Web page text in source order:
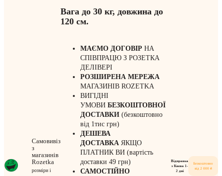
Самовивіз
з
магазинів
Rozetka
розміри і
Вага до 30 кг, довжина до
120 см.
МАЄМО ДОГОВІР НА
СПІВПРАЦЮ З РОЗЕТКА
ДЕЛІВЕРІ
РОЗШИРЕНА МЕРЕЖА
МАГАЗИНІВ ROZETKA
ВИГІДНІ
УМОВИ БЕЗКОШТОВНОЇ
ДОСТАВКИ (безкоштовно
від 1тис грн)
ДЕШЕВА
ДОСТАВКА ЯКЩО
ПЛАТНИК ВИ (вартість
доставки 49 грн)
САМОСТІЙНО
Відправка
з Києва 1-
2 дні
Безкоштовно
від 2 000 ₴